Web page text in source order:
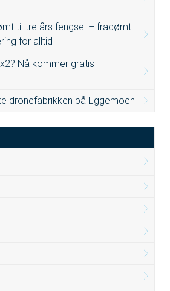
til tre års fengsel – fradømt
for alltid
Nå kommer gratis
dronefabrikken på Eggemoen